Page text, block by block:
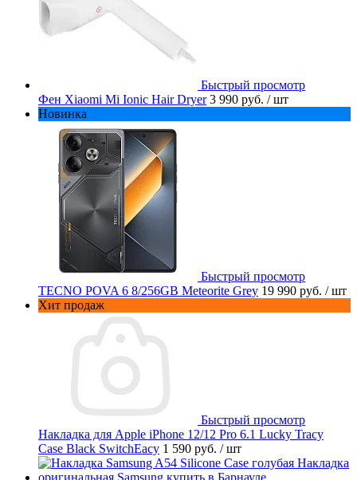
Быстрый просмотр
Фен Xiaomi Mi Ionic Hair Dryer 3 990 руб. / шт
Новинка
Быстрый просмотр
TECNO POVA 6 8/256GB Meteorite Grey 19 990 руб. / шт
Хит продаж
Быстрый просмотр
Накладка для Apple iPhone 12/12 Pro 6.1 Lucky Tracy
Case Black SwitchEacy 1 590 руб. / шт